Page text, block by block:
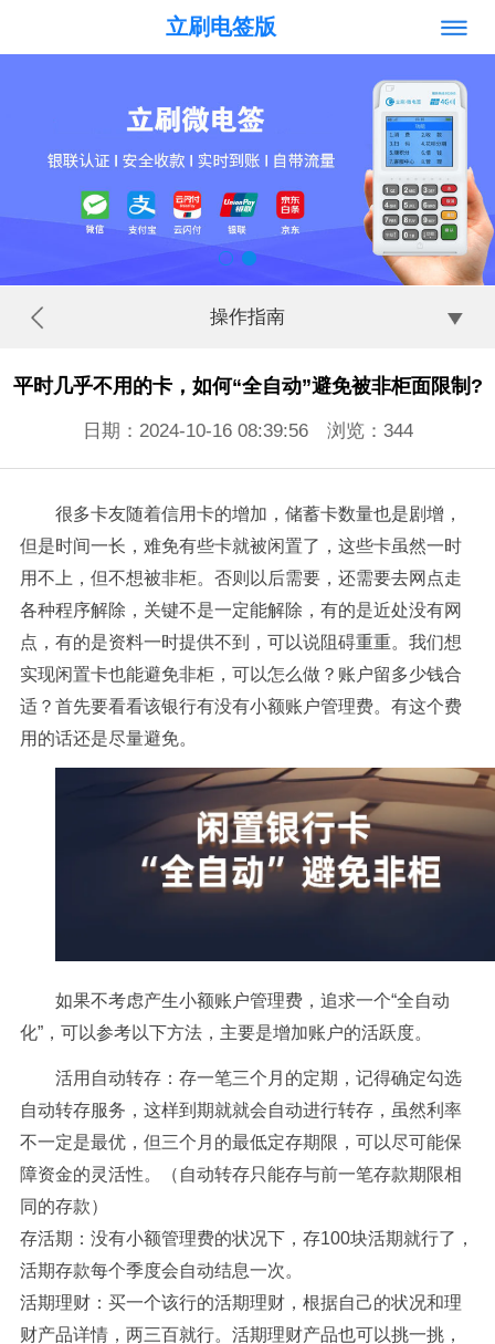
立刷电签版
操作指南
平时几乎不用的卡，如何“全自动”避免被非柜面限制?
日期：2024-10-16 08:39:56 浏览： 344
很多卡友随着信用卡的增加，储蓄卡数量也是剧增，
但是时间一长，难免有些卡就被闲置了，这些卡虽然一时
用不上，但不想被非柜。否则以后需要，还需要去网点走
各种程序解除，关键不是一定能解除，有的是近处没有网
点，有的是资料一时提供不到，可以说阻碍重重。我们想
实现闲置卡也能避免非柜，可以怎么做？账户留多少钱合
适？首先要看看该银行有没有小额账户管理费。有这个费
用的话还是尽量避免。
如果不考虑产生小额账户管理费，追求一个“全自动
化”，可以参考以下方法，主要是增加账户的活跃度。
活用自动转存：存一笔三个月的定期，记得确定勾选
自动转存服务，这样到期就就会自动进行转存，虽然利率
不一定是最优，但三个月的最低定存期限，可以尽可能保
障资金的灵活性。（自动转存只能存与前一笔存款期限相
同的存款）
存活期：没有小额管理费的状况下，存100块活期就行了，
活期存款每个季度会自动结息一次。
活期理财：买一个该行的活期理财，根据自己的状况和理
财产品详情，两三百就行。活期理财产品也可以挑一挑，